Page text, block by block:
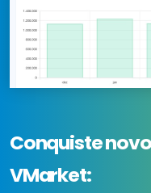
Conquiste
VMarket: